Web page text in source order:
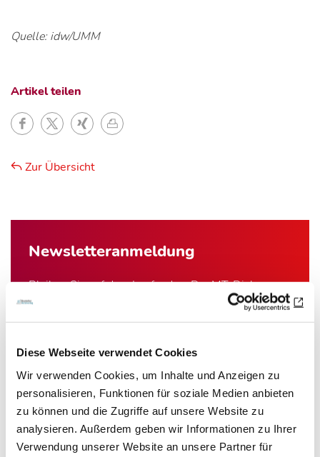
Diese Webseite verwendet Cookies
Wir verwenden Cookies, um Inhalte und Anzeigen zu
personalisieren, Funktionen für soziale Medien anbieten
zu können und die Zugriffe auf unsere Website zu
analysieren. Außerdem geben wir Informationen zu Ihrer
Verwendung unserer Website an unsere Partner für
Newsletter­anmeldung
Bleiben Sie auf dem Laufenden. Der MT-Dialog-
Newsletter informiert Sie jede Woche kostenfrei
über die wichtigsten Branchen-News, aktuelle
E-Mail-Adresse
Ich habe die Hinweise zumDatenschutzgelesen.*
Quelle: idw/UMM
Artikel teilen
Zur Übersicht